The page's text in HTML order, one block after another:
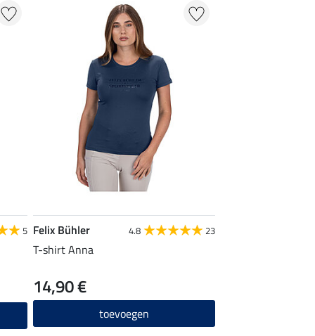
5 Felix Bühler 4.8 23
T-shirt Anna
14,90 €
toevoegen